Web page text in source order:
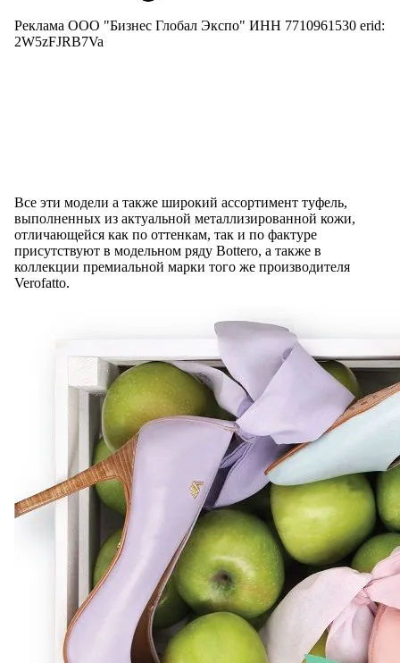
Реклама ООО "Бизнес Глобал Экспо" ИНН 7710961530 erid:
2W5zFJRB7Va
Все эти модели а также широкий ассортимент туфель,
выполненных из актуальной металлизированной кожи,
отличающейся как по оттенкам, так и по фактуре
присутствуют в модельном ряду Bottero, а также в
коллекции премиальной марки того же производителя
Verofatto.